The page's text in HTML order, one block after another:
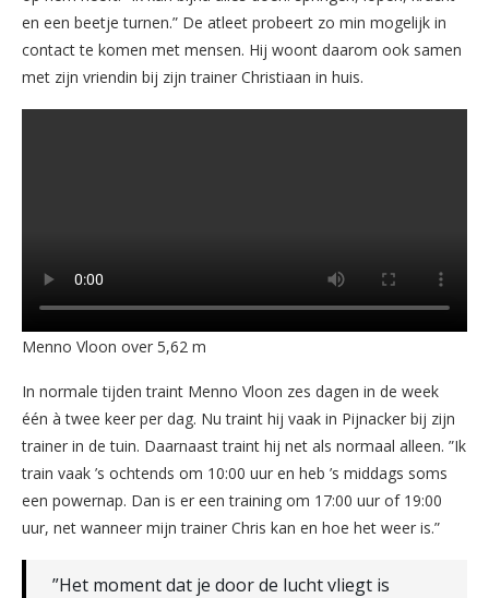
en een beetje turnen.” De atleet probeert zo min mogelijk in
contact te komen met mensen. Hij woont daarom ook samen
met zijn vriendin bij zijn trainer Christiaan in huis.
Menno Vloon over 5,62 m
In normale tijden traint Menno Vloon zes dagen in de week
één à twee keer per dag. Nu traint hij vaak in Pijnacker bij zijn
trainer in de tuin. Daarnaast traint hij net als normaal alleen. ”Ik
train vaak ’s ochtends om 10:00 uur en heb ’s middags soms
een powernap. Dan is er een training om 17:00 uur of 19:00
uur, net wanneer mijn trainer Chris kan en hoe het weer is.”
”Het moment dat je door de lucht vliegt is